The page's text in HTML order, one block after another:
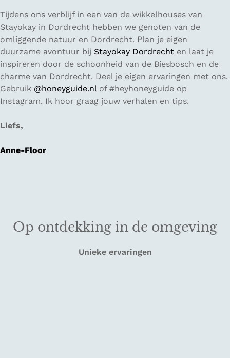
Tijdens ons verblijf in een van de wikkelhouses van
Stayokay in Dordrecht hebben we genoten van de
omliggende natuur en Dordrecht. Plan je eigen
duurzame avontuur bij Stayokay Dordrecht en laat je
inspireren door de schoonheid van de Biesbosch en de
charme van Dordrecht. Deel je eigen ervaringen met ons.
Gebruik @honeyguide.nlof #heyhoneyguide op
Instagram. Ik hoor graag jouw verhalen en tips.
Liefs,
Anne-Floor
Op ontdekking in de omgeving
Unieke ervaringen